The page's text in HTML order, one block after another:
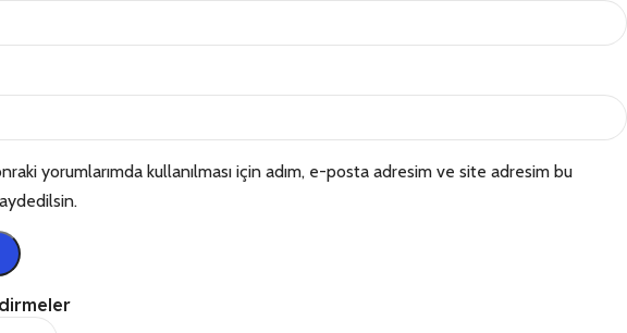
yorumlarımda kullanılması için adım, e-posta adresim ve site adresim bu